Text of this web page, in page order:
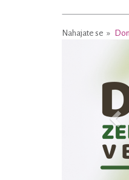
Nahajate se